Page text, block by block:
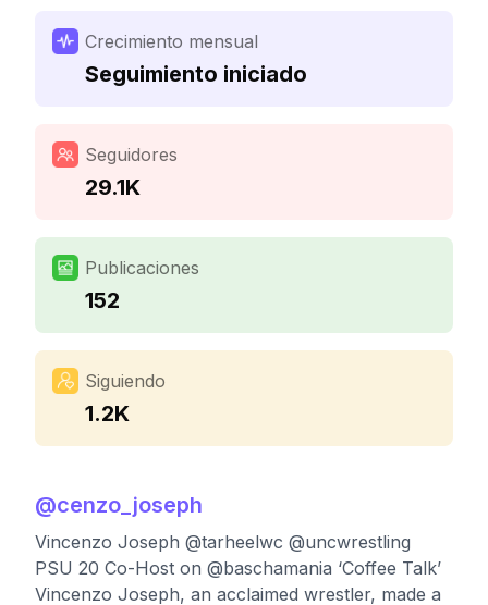
Crecimiento mensual
Seguimiento iniciado
Seguidores
29.1K
Publicaciones
152
Siguiendo
1.2K
@cenzo_joseph
Vincenzo Joseph @tarheelwc @uncwrestling
PSU 20 Co-Host on @baschamania ‘Coffee Talk’
Vincenzo Joseph, an acclaimed wrestler, made a